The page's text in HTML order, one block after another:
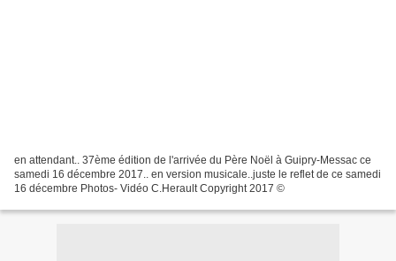
en attendant.. 37ème édition de l'arrivée du Père Noël à Guipry-Messac ce
samedi 16 décembre 2017.. en version musicale..juste le reflet de ce samedi
16 décembre Photos- Vidéo C.Herault Copyright 2017 ©